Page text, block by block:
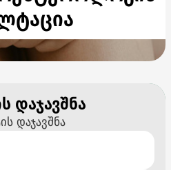
დაჯავშნა
დაჯავშნა